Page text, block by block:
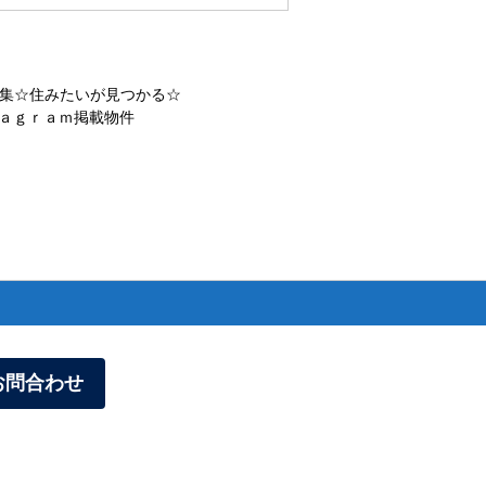
☆住みたいが見つかる☆
ｇｒａｍ掲載物件
問合わせ